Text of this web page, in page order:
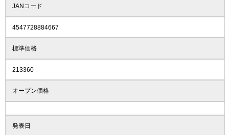
JANコード
4547728884667
標準価格
213360
オープン価格
発表日